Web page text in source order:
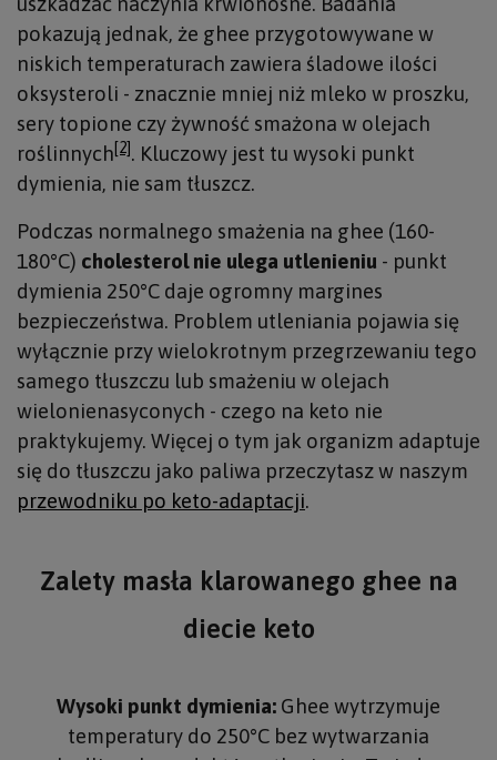
pokazują jednak, że ghee przygotowywane w
niskich temperaturach zawiera śladowe ilości
oksysteroli - znacznie mniej niż mleko w proszku,
sery topione czy żywność smażona w olejach
roślinnych[2]. Kluczowy jest tu wysoki punkt
dymienia, nie sam tłuszcz.
Podczas normalnego smażenia na ghee (160-
180°C) cholesterol nie ulega utlenieniu - punkt
dymienia 250°C daje ogromny margines
bezpieczeństwa. Problem utleniania pojawia się
wyłącznie przy wielokrotnym przegrzewaniu tego
samego tłuszczu lub smażeniu w olejach
wielonienasyconych - czego na keto nie
praktykujemy. Więcej o tym jak organizm adaptuje
się do tłuszczu jako paliwa przeczytasz w naszym
przewodniku po keto-adaptacji.
Zalety masła klarowanego ghee na
diecie keto
Wysoki punkt dymienia: Ghee wytrzymuje
temperatury do 250°C bez wytwarzania